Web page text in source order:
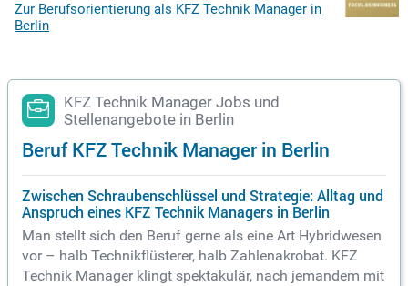
Zur Berufsorientierung als KFZ Technik Manager in
Berlin
KFZ Technik Manager Jobs und
Stellenangebote in Berlin
Beruf KFZ Technik Manager in Berlin
Zwischen Schraubenschlüssel und Strategie: Alltag und
Anspruch eines KFZ Technik Managers in Berlin
Man stellt sich den Beruf gerne als eine Art Hybridwesen
vor – halb Technikflüsterer, halb Zahlenakrobat. KFZ
Technik Manager klingt spektakulär, nach jemandem mit